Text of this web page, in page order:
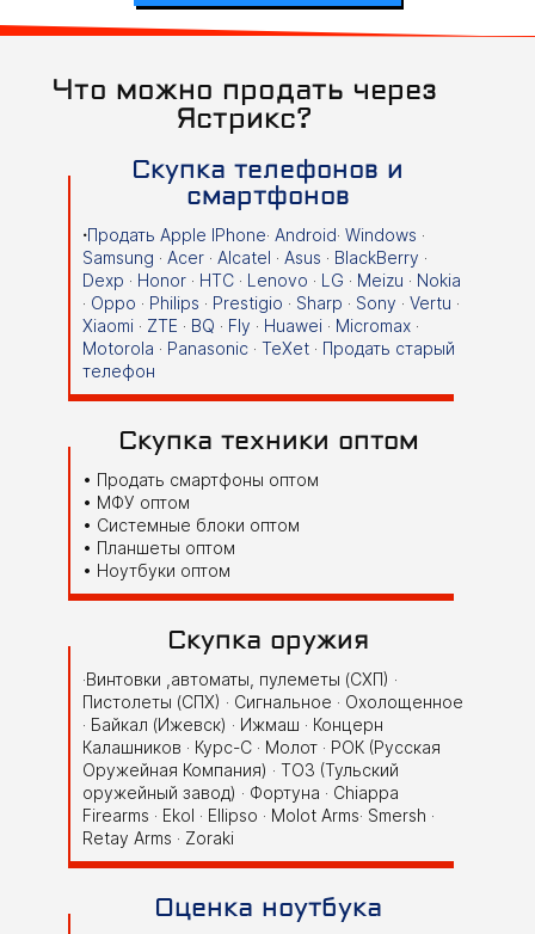
Что можно продать через
Ястрикс?
Скупка телефонов и
смартфонов
·Продать Apple IPhone· Android· Windows ·
Samsung · Acer· Alcatel · Asus · BlackBerry ·
Dexp · Honor· HTC· Lenovo · LG · Meizu · Nokia
· Oppo · Philips · Prestigio · Sharp · Sony · Vertu ·
Xiaomi· ZTE · BQ · Fly · Huawei· Micromax·
Motorola · Panasonic· TeXet· Продать старый
телефон
Скупка техники оптом
Продать смартфоны оптом
МФУ оптом
Системные блоки оптом
Планшеты оптом
Ноутбуки оптом
Скупка оружия
·Винтовки ,автоматы, пулеметы (СХП) ·
Пистолеты (СПХ) · Сигнальное · Охолощенное
· Байкал (Ижевск) · Ижмаш · Концерн
Калашников · Курс-С · Молот · РОК (Русская
Оружейная Компания) · ТОЗ (Тульский
оружейный завод) · Фортуна · Chiappa
Firearms · Ekol · Ellipso · Molot Arms· Smersh ·
Retay Arms · Zoraki
Оценка ноутбука